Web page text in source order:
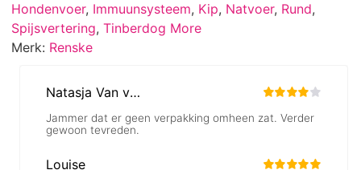
Hondenvoer, Immuunsysteem, Kip, Natvoer, Rund,
Spijsvertering, Tinberdog More
Merk: Renske